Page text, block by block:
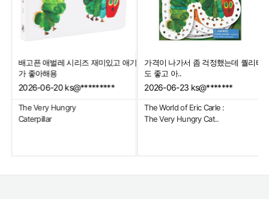
배고픈 애벌레 시리즈 재미있고 애기
가 좋아해용
2026-06-20 ks@*********
The Very Hungry
Caterpillar
가격이 나가서 좀 걱정했는데 퀄리티
도 좋고 아..
2026-06-23 ks@*******
The World of Eric Carle :
The Very Hungry Cat..